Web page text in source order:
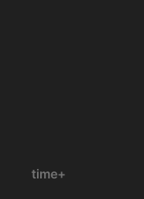
time+